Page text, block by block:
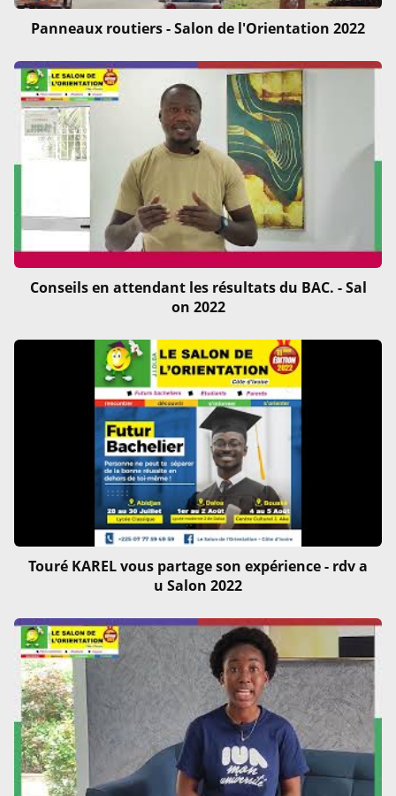
Panneaux routiers - Salon de l'Orientation 2022
Conseils en attendant les résultats du BAC. - Sal
on 2022
Touré KAREL vous partage son expérience - rdv a
u Salon 2022